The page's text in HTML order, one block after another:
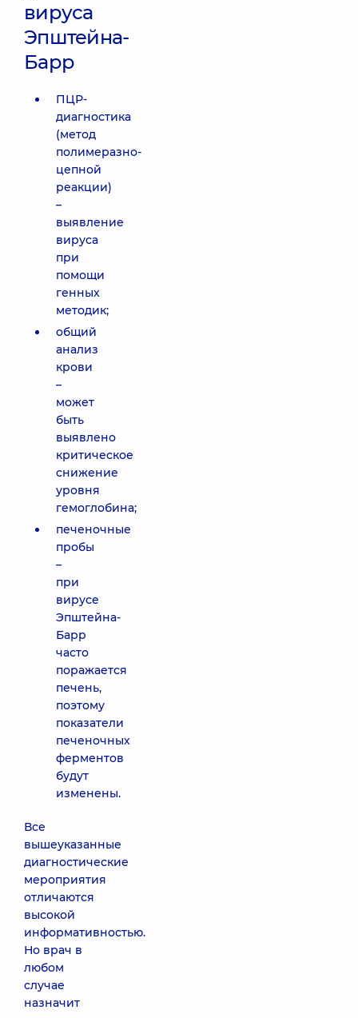
вируса
Эпштейна-
Барр
ПЦР-
диагностика
(метод
полимеразно-
цепной
реакции)
–
выявление
вируса
при
помощи
генных
методик;
общий
анализ
крови
–
может
быть
выявлено
критическое
снижение
уровня
гемоглобина;
печеночные
пробы
–
при
вирусе
Эпштейна-
Барр
часто
поражается
печень,
поэтому
показатели
печеночных
ферментов
будут
изменены.
Все
вышеуказанные
диагностические
мероприятия
отличаются
высокой
информативностью.
Но врач в
любом
случае
назначит